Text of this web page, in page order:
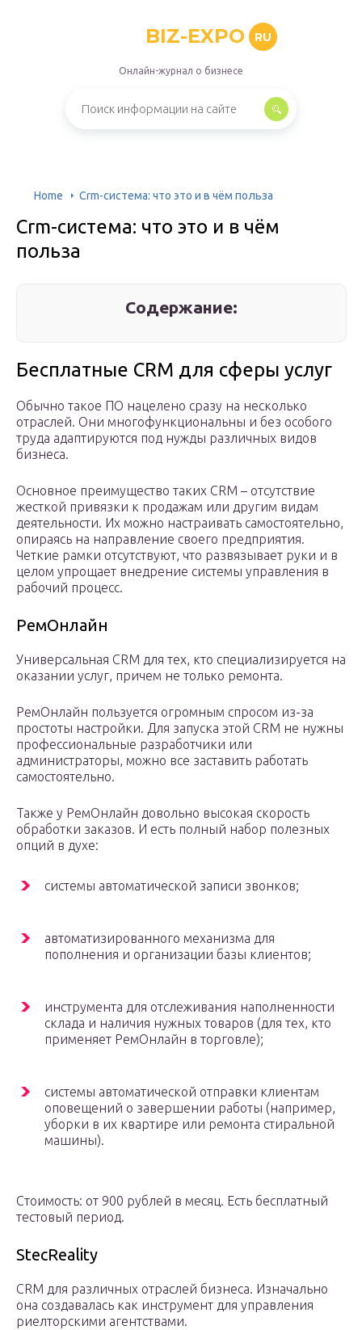
BIZ-EXPO RU
Онлайн-журнал о бизнесе
Home Crm-система: что это и в чём польза
Crm-система: что это и в чём
польза
Содержание:
Бесплатные CRM для сферы услуг
Обычно такое ПО нацелено сразу на несколько
отраслей. Они многофункциональны и без особого
труда адаптируются под нужды различных видов
бизнеса.
Основное преимущество таких CRM – отсутствие
жесткой привязки к продажам или другим видам
деятельности. Их можно настраивать самостоятельно,
опираясь на направление своего предприятия.
Четкие рамки отсутствуют, что развязывает руки и в
целом упрощает внедрение системы управления в
рабочий процесс.
РемОнлайн
Универсальная CRM для тех, кто специализируется на
оказании услуг, причем не только ремонта.
РемОнлайн пользуется огромным спросом из-за
простоты настройки. Для запуска этой CRM не нужны
профессиональные разработчики или
администраторы, можно все заставить работать
самостоятельно.
Также у РемОнлайн довольно высокая скорость
обработки заказов. И есть полный набор полезных
опций в духе:
системы автоматической записи звонков;
автоматизированного механизма для
пополнения и организации базы клиентов;
инструмента для отслеживания наполненности
склада и наличия нужных товаров (для тех, кто
применяет РемОнлайн в торговле);
системы автоматической отправки клиентам
оповещений о завершении работы (например,
уборки в их квартире или ремонта стиральной
машины).
Стоимость: от 900 рублей в месяц. Есть бесплатный
тестовый период.
StecReality
CRM для различных отраслей бизнеса. Изначально
она создавалась как инструмент для управления
риелторскими агентствами.